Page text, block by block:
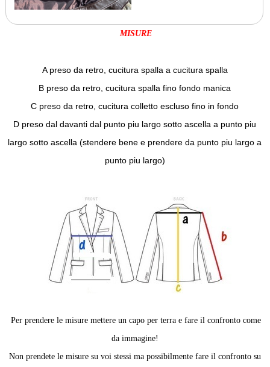
MISURE
A preso da retro, cucitura spalla a cucitura spalla
B preso da retro, cucitura spalla fino fondo manica
C preso da retro, cucitura colletto escluso fino in fondo
D preso dal davanti dal punto piu largo sotto ascella a punto piu
largo sotto ascella (stendere bene e prendere da punto piu largo a
punto piu largo)
Per prendere le misure mettere un capo per terra e fare il confronto come
da immagine!
Non prendete le misure su voi stessi ma possibilmente fare il confronto su